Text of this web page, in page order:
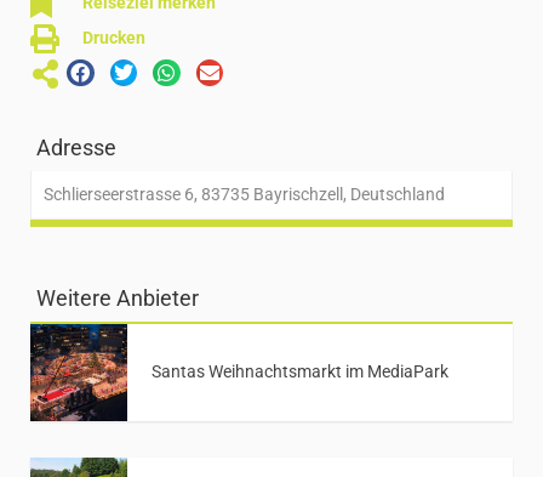
Drucken
Adresse
Schlierseerstrasse 6, 83735 Bayrischzell, Deutschland
Weitere Anbieter
Santas Weihnachtsmarkt im MediaPark